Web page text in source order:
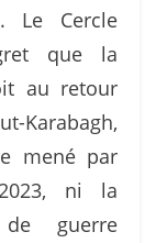
Le Cercle
que la
au retour
Karabagh,
mené par
ni la
guerre